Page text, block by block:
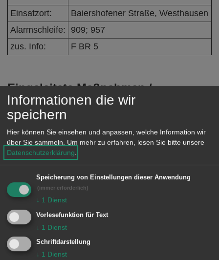
Einsatzort:
Baiershofener Straße, Westhausen
Alarmschleife:
909; 957
zus. Info:
F BR 5
Eingeleitete Maßnahmen /
Einsatzverlauf:
Es löste die Brandmeldeanlage aus.
Bei der Anfahrt wurde mitgeteilt, dass
die BMA durch öffnen eines Backofens
ausgelöst hatte.
Somit wurde der Einsatz von der
Feuerwehr Aalen abgebrochen.
Besondere Vorkommnisse:
Informationen die wir
speichern
Hier können Sie einsehen und anpassen, welche Information wir
über Sie sammeln.
Um mehr zu erfahren, lesen Sie bitte unsere
Datenschutzerklärung
Speicherung von Einstellungen dieser Anwendung
(immer erforderlich)
↓ 1 Dienst
Vorlesefunktion für Text
↓ 1 Dienst
Schriftdarstellung
↓ 1 Dienst